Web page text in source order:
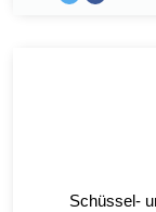
Schüssel-